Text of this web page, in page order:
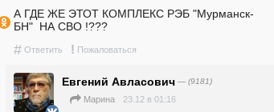
А ГДЕ ЖЕ ЭТОТ КОМПЛЕКС РЭБ "Мурманск-
БН"  НА СВО !???
# Ответить ! Пожаловаться
Евгений Авласович — (9181)
Марина 23.12 в 01:16